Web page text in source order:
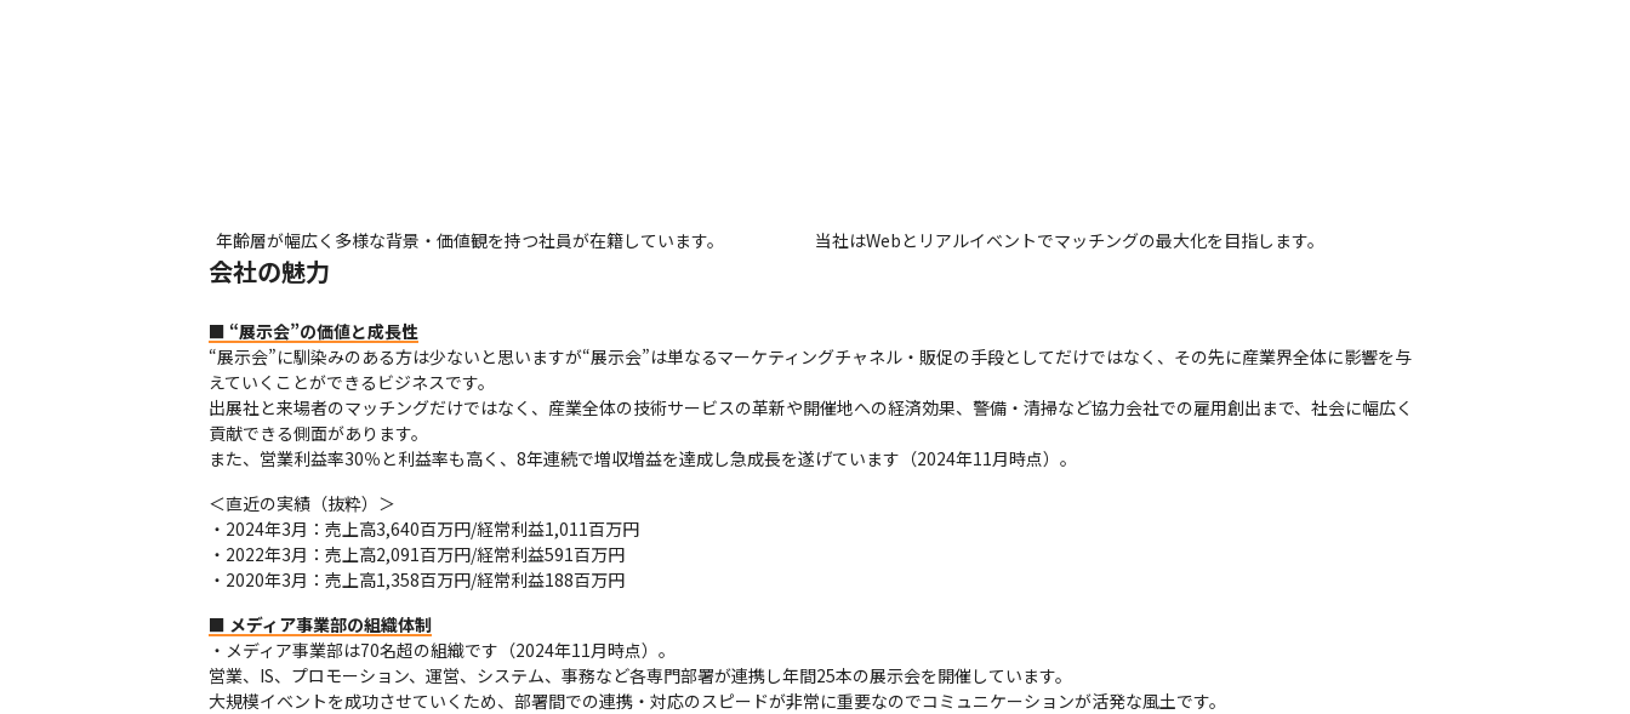
年齢層が幅広く多様な背景・価値観を持つ社員が在籍しています。 当社はWebとリアルイベントでマッチングの最大化を目指します。
会社の魅力
■ “展示会”の価値と成長性
“展示会”に馴染みのある方は少ないと思いますが“展示会”は単なるマーケティングチャネル・販促の手段としてだけではなく、その先に産業界全体に影響を与
えていくことができるビジネスです。
出展社と来場者のマッチングだけではなく、産業全体の技術サービスの革新や開催地への経済効果、警備・清掃など協力会社での雇用創出まで、社会に幅広く
貢献できる側面があります。
また、営業利益率30％と利益率も高く、8年連続で増収増益を達成し急成長を遂げています（2024年11月時点）。
＜直近の実績（抜粋）＞
・2024年3月：売上高3,640百万円/経常利益1,011百万円
・2022年3月：売上高2,091百万円/経常利益591百万円
・2020年3月：売上高1,358百万円/経常利益188百万円
■ メディア事業部の組織体制
・メディア事業部は70名超の組織です（2024年11月時点）。
営業、IS、プロモーション、運営、システム、事務など各専門部署が連携し年間25本の展示会を開催しています。
大規模イベントを成功させていくため、部署間での連携・対応のスピードが非常に重要なのでコミュニケーションが活発な風土です。